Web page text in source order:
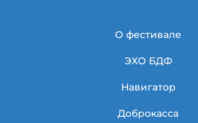
О фестивале
ЭХО БДФ
Навигатор
Доброкасса